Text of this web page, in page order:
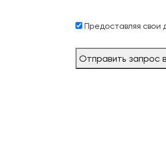
Предоставляя
Отправить запрос